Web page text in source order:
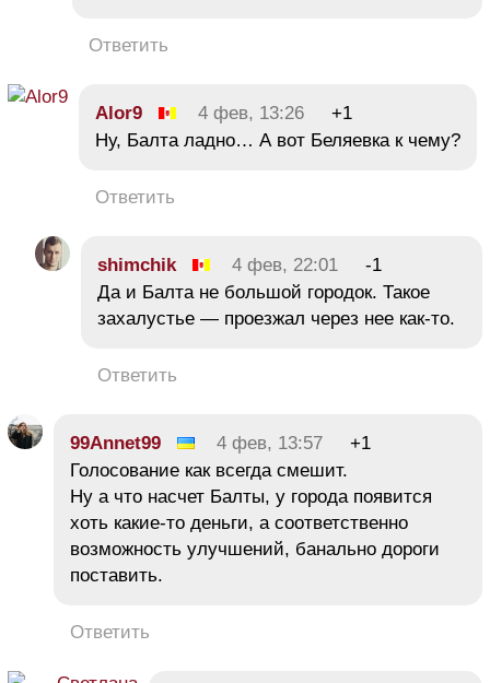
Ответить
Alor9 4 фев, 13:26
+1
Ну, Балта ладно… А вот Беляевка к чему?
Ответить
shimchik 4 фев, 22:01
-1
Да и Балта не большой городок. Такое
захалустье — проезжал через нее как-то.
Ответить
99Annet99 4 фев, 13:57
+1
Голосование как всегда смешит.
Ну а что насчет Балты, у города появится
хоть какие-то деньги, а соответственно
возможность улучшений, банально дороги
поставить.
Ответить